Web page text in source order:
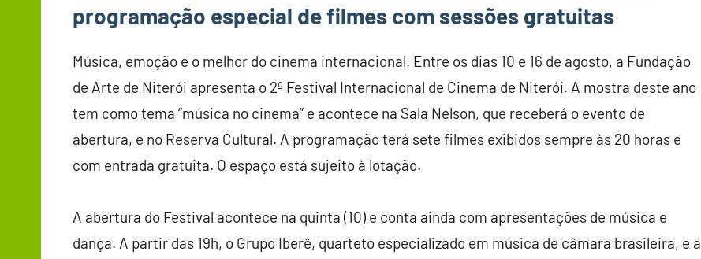
programação especial de filmes com sessões gratuitas
Música, emoção e o melhor do cinema internacional. Entre os dias 10 e 16 de agosto, a Fundação
de Arte de Niterói apresenta o 2º Festival Internacional de Cinema de Niterói. A mostra deste ano
tem como tema “música no cinema” e acontece na Sala Nelson, que receberá o evento de
abertura, e no Reserva Cultural. A programação terá sete filmes exibidos sempre às 20 horas e
com entrada gratuita. O espaço está sujeito à lotação.
A abertura do Festival acontece na quinta (10) e conta ainda com apresentações de música e
dança. A partir das 19h, o Grupo Iberê, quarteto especializado em música de câmara brasileira, e a